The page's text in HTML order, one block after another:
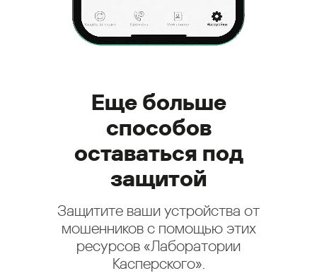
Еще больше
способов
оставаться под
защитой
Защитите ваши устройства от
мошенников с помощью этих
ресурсов «Лаборатории
Касперского».